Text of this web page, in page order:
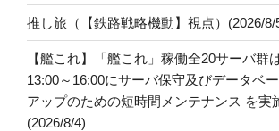
推し旅（【鉄路戦略機動】視点）(2026/8/
【艦これ】「艦これ」稼働全20サーバ群
13:00～16:00にサーバ保守及びデータベ
アップのための短時間メンテナンス を実
(2026/8/4)